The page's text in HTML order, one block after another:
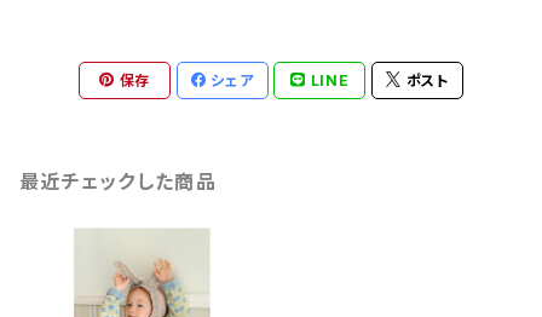
保存 シェア LINE ポスト
最近チェックした商品